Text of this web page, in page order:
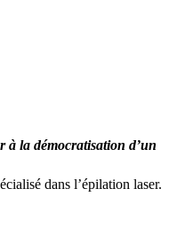
à la démocratisation d’un
dans l’épilation laser.